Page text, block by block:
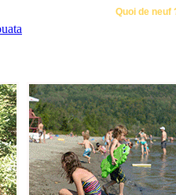
Quoi de neuf